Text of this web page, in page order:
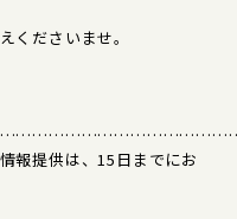
くださいませ。
提供は、15日までにお